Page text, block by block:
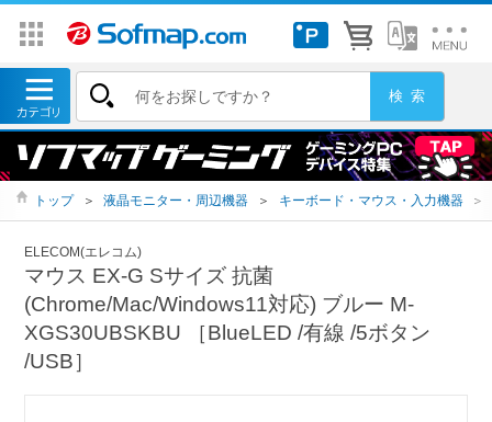
トップ ＞ 液晶モニター・周辺機器 ＞ キーボード・マウス・入力機器 ＞
ELECOM(エレコム)
マウス EX-G Sサイズ 抗菌
(Chrome/Mac/Windows11対応) ブルー M-
XGS30UBSKBU ［BlueLED /有線 /5ボタン
/USB］